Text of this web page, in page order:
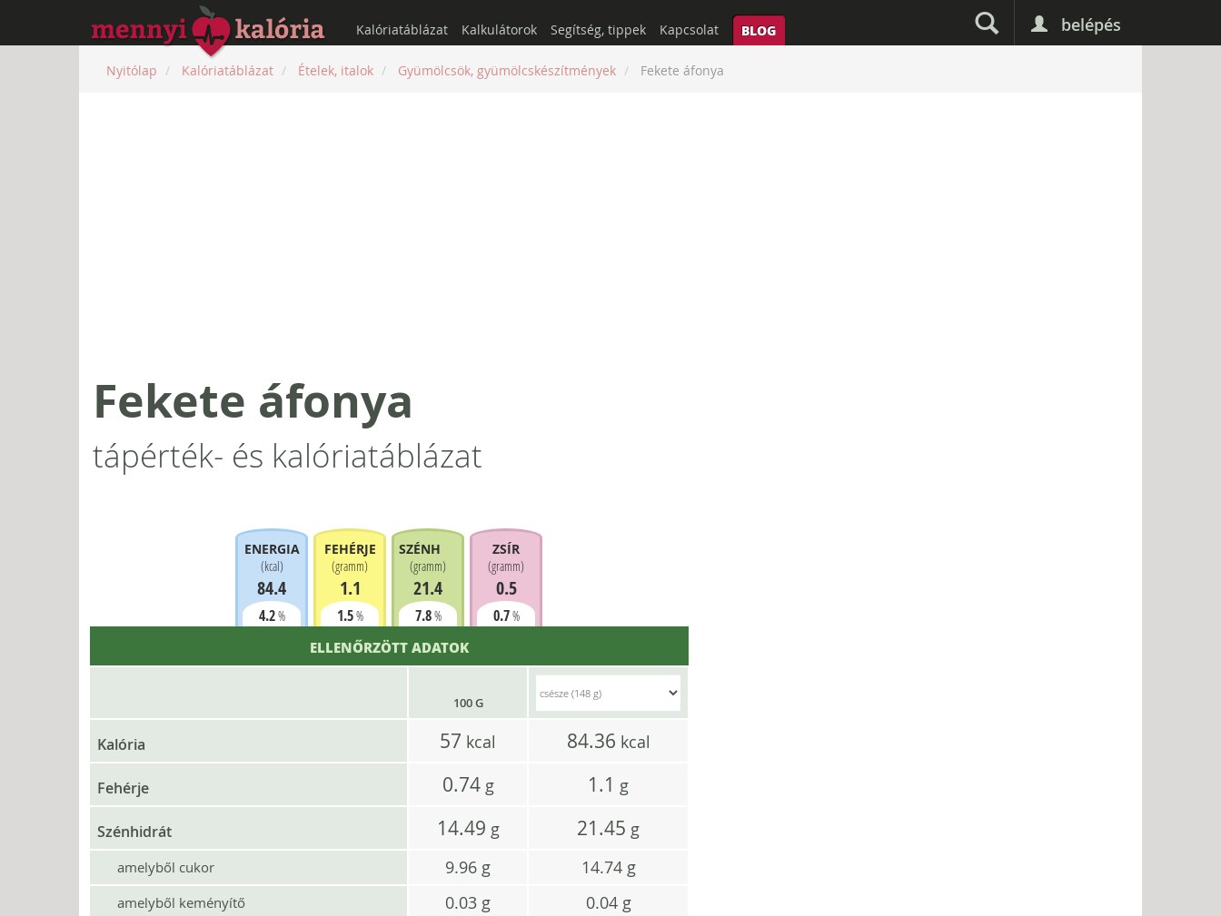
belépés
Kalóriatáblázat Kalkulátorok Segítség, tippek Kapcsolat BLOG
Nyitólap Kalóriatáblázat Ételek, italok Gyümölcsök, gyümölcskészítmények Fekete áfonya
Fekete áfonya
tápérték- és kalóriatáblázat
ENERGIA
(kcal)
84.4
4.2%
FEHÉRJE
(gramm)
1.1
1.5%
SZÉNHIDRÁT
(gramm)
21.4
7.8%
ZSÍR
(gramm)
0.5
0.7%
ELLENŐRZÖTT ADATOK
100 G
Kalória 57 kcal 84.36 kcal
Fehérje 0.74 g 1.1 g
Szénhidrát 14.49 g 21.45 g
amelyből cukor 9.96 g 14.74 g
amelyből keményítő 0.03 g 0.04 g